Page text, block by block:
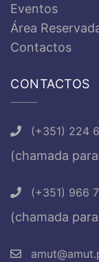
Eventos
Área
Contactos
CONTACTOS
(+351) 224
(chamada
(+351) 966
(chamada